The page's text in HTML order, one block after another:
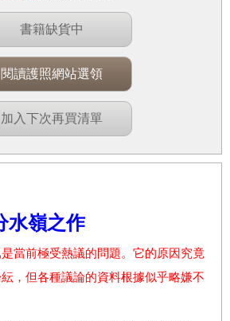
書籍缺貨中
閱讀護照網站選領
加入下次再買清單
水嶺之作
當前極受熱議的問題。它的原因究竟
，但各種議論的資料根據似乎略嫌不